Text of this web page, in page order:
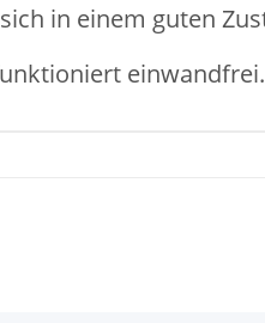
in einem guten
einwandfrei.